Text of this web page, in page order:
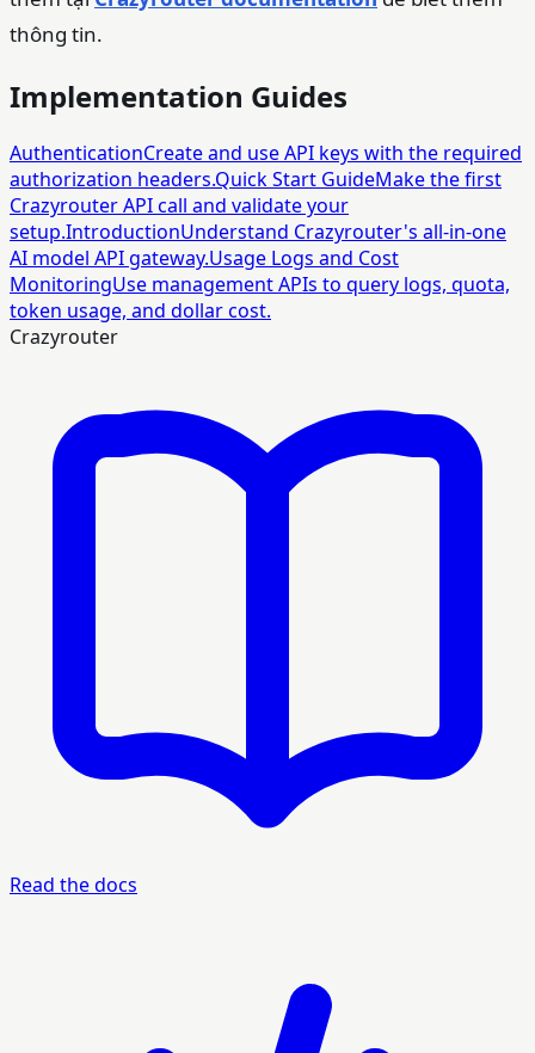
thông tin.
Implementation Guides
AuthenticationCreate and use API keys with the required
authorization headers.Quick Start GuideMake the first
Crazyrouter API call and validate your
setup.IntroductionUnderstand Crazyrouter's all-in-one
AI model API gateway.Usage Logs and Cost
MonitoringUse management APIs to query logs, quota,
token usage, and dollar cost.
Crazyrouter
Read the docs